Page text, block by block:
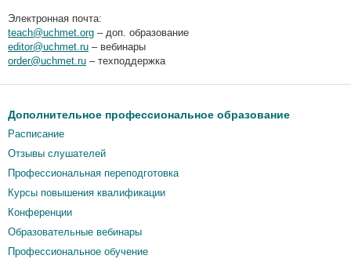
Электронная почта:
teach@uchmet.org – доп. образование
editor@uchmet.ru – вебинары
order@uchmet.ru – техподдержка
Дополнительное профессиональное образование
Расписание
Отзывы слушателей
Профессиональная переподготовка
Курсы повышения квалификации
Конференции
Образовательные вебинары
Профессиональное обучение